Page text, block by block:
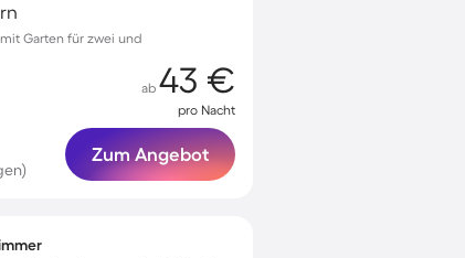
Garten für zwei und
ab 43 €
pro Nacht
Zum Angebot